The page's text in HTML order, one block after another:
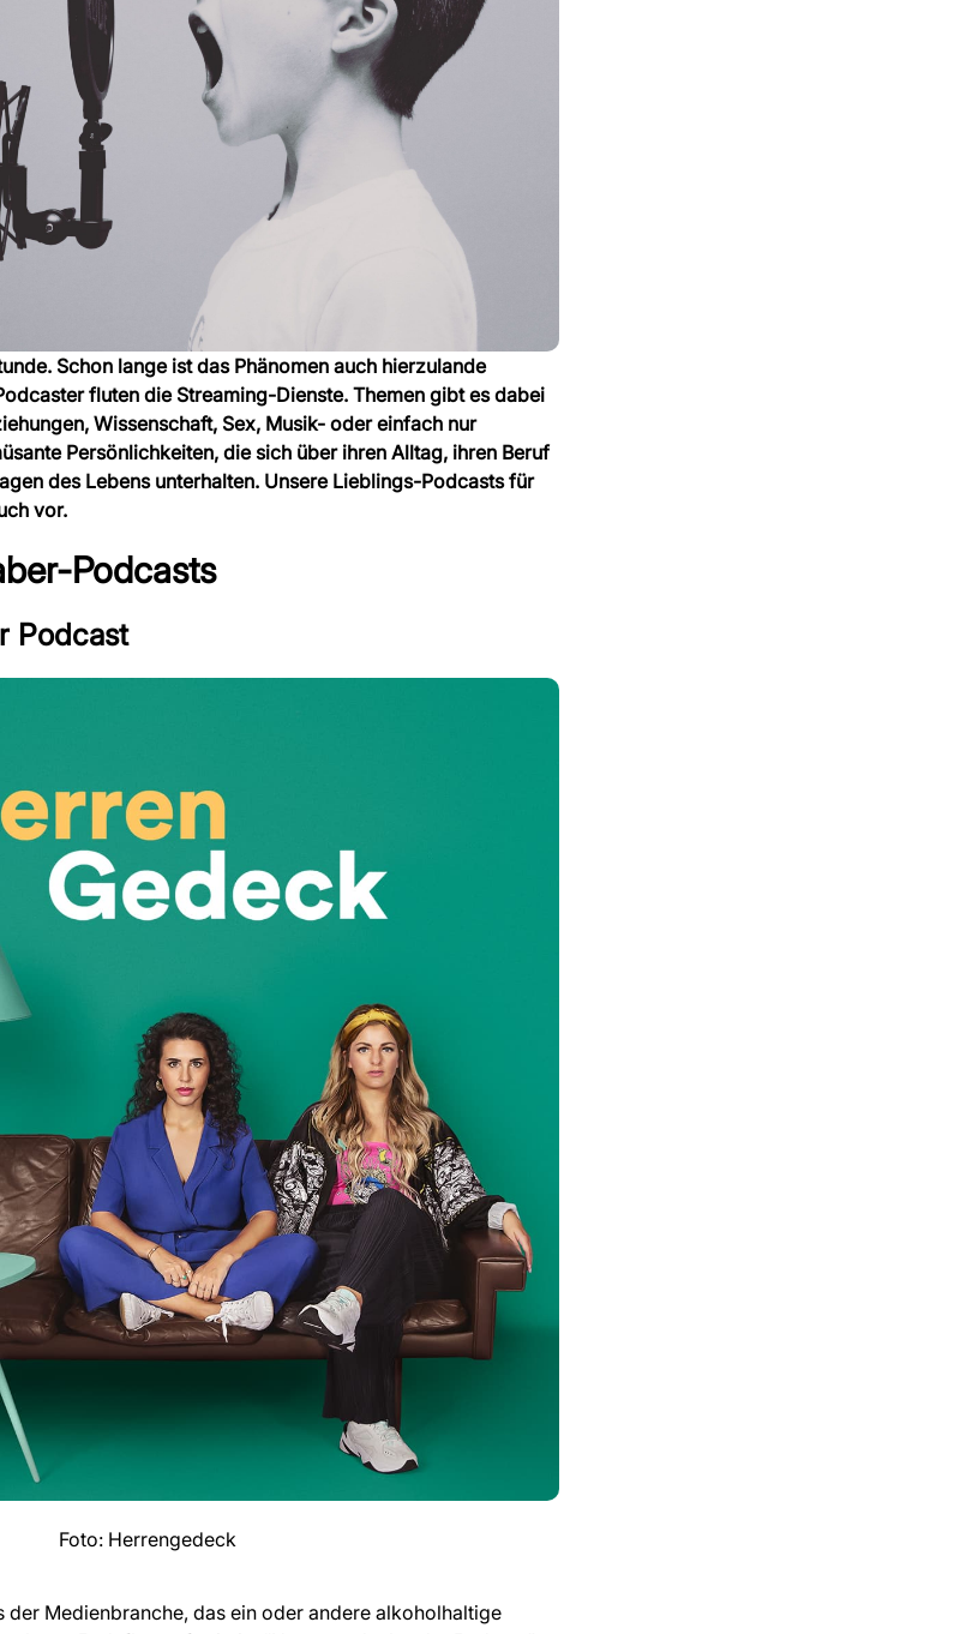
Schon lange ist das Phänomen auch hierzulande
fluten die Streaming-Dienste. Themen gibt es dabei
Wissenschaft, Sex, Musik- oder einfach nur
Persönlichkeiten, die sich über ihren Alltag, ihren Beruf
des Lebens unterhalten. Unsere Lieblings-Podcasts für
vor.
Podcasts
Podcast
Foto: Herrengedeck
der Medienbranche, das ein oder andere alkoholhaltige